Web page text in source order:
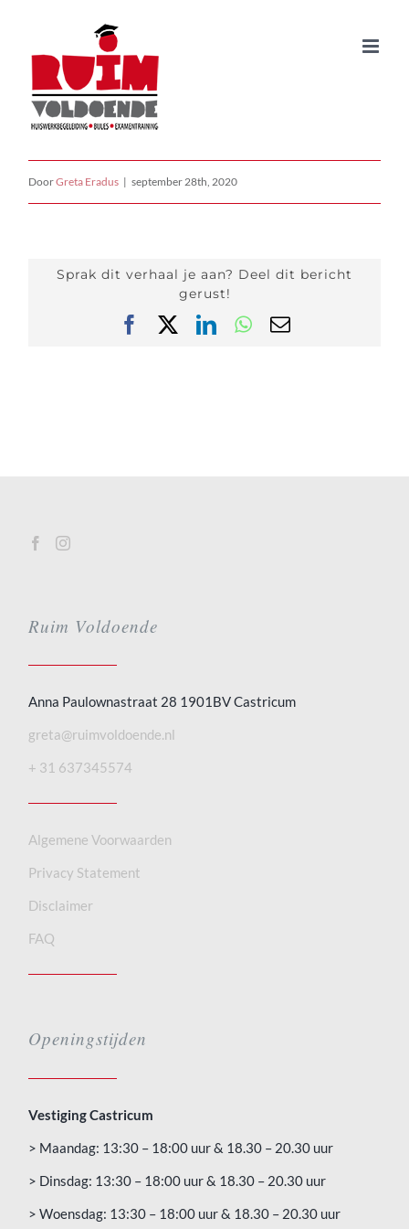
Heeft Ruim Voldoende meer locaties dan
Castricum?
Ruim Voldoende geeft huiswerkbegeleiding en bijles op
verschillende locaties in Castricum en Egmond-Binnen.
DoorGreta Eradus | september 28th, 2020
Sprak dit verhaal je aan? Deel dit bericht
gerust!
FacebookLinkedInWhatsApp
E-
Ruim Voldoende
Anna Paulownastraat 28 1901BV Castricum
greta@ruimvoldoende.nl
+ 31 637345574
Algemene Voorwaarden
Privacy Statement
Disclaimer
FAQ
Openingstijden
Vestiging Castricum
> Maandag: 13:30 – 18:00 uur & 18.30 – 20.30 uur
> Dinsdag: 13:30 – 18:00 uur & 18.30 – 20.30 uur
> Woensdag: 13:30 – 18:00 uur & 18.30 – 20.30 uur